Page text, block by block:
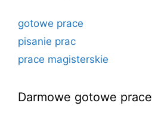
gotowe prace
pisanie prac
prace magisterskie
Darmowe gotowe prace